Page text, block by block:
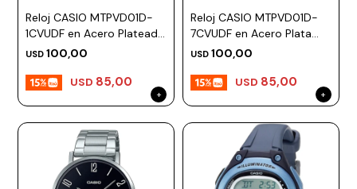
Reloj CASIO MTPVD01D-
1CVUDF en Acero Plateado
Esfera 45mm
USD 100,00
USD 85,00
Reloj CASIO MTPVD01D-
7CVUDF en Acero Plata
Esfera 45mm
USD 100,00
USD 85,00